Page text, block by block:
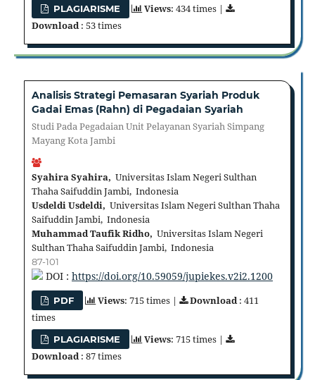
PLAGIARISME Views: 434 times |
Download: 53 times
Analisis Strategi Pemasaran Syariah Produk
Gadai Emas (Rahn) di Pegadaian Syariah
Studi Pada Pegadaian Unit Pelayanan Syariah Simpang
Mayang Kota Jambi
Syahira Syahira, Universitas Islam Negeri Sulthan
Thaha Saifuddin Jambi, Indonesia
Usdeldi Usdeldi, Universitas Islam Negeri Sulthan Thaha
Saifuddin Jambi, Indonesia
Muhammad Taufik Ridho, Universitas Islam Negeri
Sulthan Thaha Saifuddin Jambi, Indonesia
87-101
DOI : https://doi.org/10.59059/jupiekes.v2i2.1200
PDF Views: 715 times | Download: 411
times
PLAGIARISME Views: 715 times |
Download: 87 times